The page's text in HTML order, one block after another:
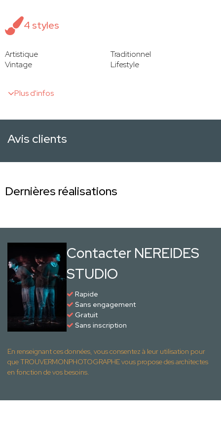
4 styles
Artistique
Traditionnel
Vintage
Lifestyle
Plus d'infos
Avis clients
Dernières réalisations
Contacter NEREIDES
STUDIO
Rapide
Sans engagement
Gratuit
Sans inscription
En renseignant ces données, vous consentez à leur utilisation pour
que TROUVERMONPHOTOGRAPHE vous propose des architectes
en fonction de vos besoins.